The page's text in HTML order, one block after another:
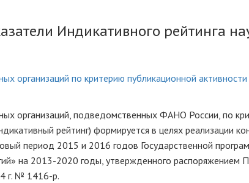
Индикативного рейтинга
организаций по критерию публикационной
организаций, подведомственных ФАНО России, по
рейтинг) формируется в целях реализации
период 2015 и 2016 годов Государственной
на 2013-2020 годы, утвержденного распоряжением
г. № 1416-р.